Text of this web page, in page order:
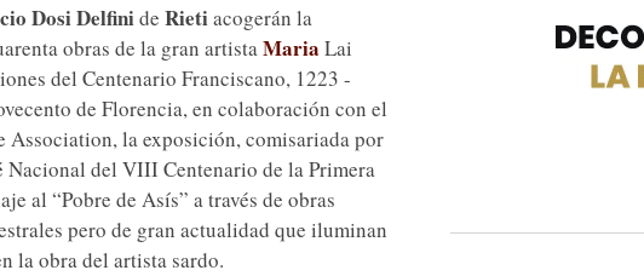
Dosi Delfinide Rietiacogerán la
obras de la gran artistaMaria Lai
del Centenario Franciscano, 1223 -
de Florencia, en colaboración con el
la exposición, comisariada por
del VIII Centenario de la Primera
al “Pobre de Asís” a través de obras
pero de gran actualidad que iluminan
la obra del artista sardo.